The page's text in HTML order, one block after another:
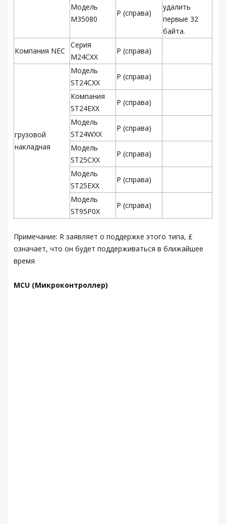
Модель
M35080
Р (справа)
удалить
первые 32
байта.
Компания NEC
Серия
M24CXX
Р (справа)
грузовой
накладная
Модель
ST24CXX
Р (справа)
Компания
ST24EXX
Р (справа)
Модель
ST24WXX
Р (справа)
Модель
ST25CXX
Р (справа)
Модель
ST25EXX
Р (справа)
Модель
ST95P0X
Р (справа)
Примечание: R заявляет о поддержке этого типа, £
означает, что он будет поддерживаться в ближайшее
время
MCU (Микроконтроллер)